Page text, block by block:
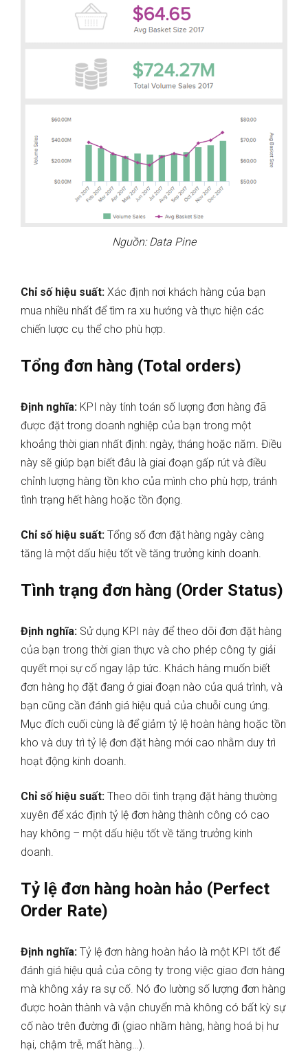
Nguồn: Data Pine
Chỉ số hiệu suất: Xác định nơi khách hàng của bạn
mua nhiều nhất để tìm ra xu hướng và thực hiện các
chiến lược cụ thể cho phù hợp.
Tổng đơn hàng (Total orders)
Định nghĩa: KPI này tính toán số lượng đơn hàng đã
được đặt trong doanh nghiệp của bạn trong một
khoảng thời gian nhất định: ngày, tháng hoặc năm. Điều
này sẽ giúp bạn biết đâu là giai đoạn gấp rút và điều
chỉnh lượng hàng tồn kho của mình cho phù hợp, tránh
tình trạng hết hàng hoặc tồn đọng.
Chỉ số hiệu suất: Tổng số đơn đặt hàng ngày càng
tăng là một dấu hiệu tốt về tăng trưởng kinh doanh.
Tình trạng đơn hàng (Order Status)
Định nghĩa: Sử dụng KPI này để theo dõi đơn đặt hàng
của bạn trong thời gian thực và cho phép công ty giải
quyết mọi sự cố ngay lập tức. Khách hàng muốn biết
đơn hàng họ đặt đang ở giai đoạn nào của quá trình, và
bạn cũng cần đánh giá hiệu quả của chuỗi cung ứng.
Mục đích cuối cùng là để giảm tỷ lệ hoàn hàng hoặc tồn
kho và duy trì tỷ lệ đơn đặt hàng mới cao nhằm duy trì
hoạt động kinh doanh.
Chỉ số hiệu suất: Theo dõi tình trạng đặt hàng thường
xuyên để xác định tỷ lệ đơn hàng thành công có cao
hay không – một dấu hiệu tốt về tăng trưởng kinh
doanh.
Tỷ lệ đơn hàng hoàn hảo (Perfect
Order Rate)
Định nghĩa: Tỷ lệ đơn hàng hoàn hảo là một KPI tốt để
đánh giá hiệu quả của công ty trong việc giao đơn hàng
mà không xảy ra sự cố. Nó đo lường số lượng đơn hàng
được hoàn thành và vận chuyển mà không có bất kỳ sự
cố nào trên đường đi (giao nhầm hàng, hàng hoá bị hư
hại, chậm trễ, mất hàng…).